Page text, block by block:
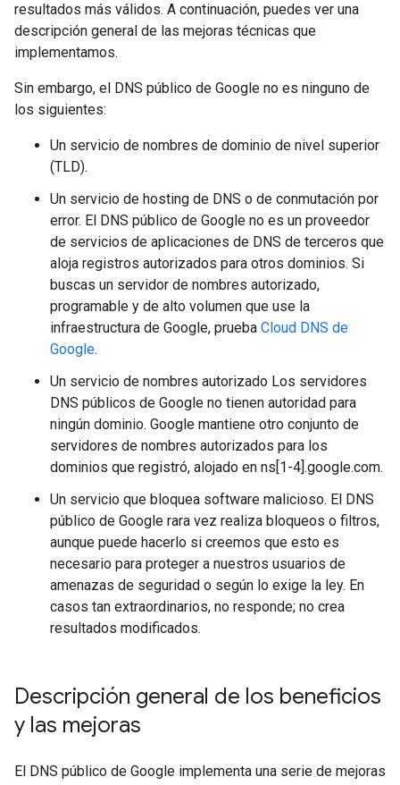
resultados más válidos. A continuación, puedes ver una
descripción general de las mejoras técnicas que
implementamos.
Sin embargo, el DNS público de Google no es ninguno de
los siguientes:
Un servicio de nombres de dominio de nivel superior
(TLD).
Un servicio de hosting de DNS o de conmutación por
error. El DNS público de Google no es un proveedor
de servicios de aplicaciones de DNS de terceros que
aloja registros autorizados para otros dominios. Si
buscas un servidor de nombres autorizado,
programable y de alto volumen que use la
infraestructura de Google, prueba Cloud DNS de
Google.
Un servicio de nombres autorizado Los servidores
DNS públicos de Google no tienen autoridad para
ningún dominio. Google mantiene otro conjunto de
servidores de nombres autorizados para los
dominios que registró, alojado en ns[1-4].google.com.
Un servicio que bloquea software malicioso. El DNS
público de Google rara vez realiza bloqueos o filtros,
aunque puede hacerlo si creemos que esto es
necesario para proteger a nuestros usuarios de
amenazas de seguridad o según lo exige la ley. En
casos tan extraordinarios, no responde; no crea
resultados modificados.
Descripción general de los beneficios
y las mejoras
El DNS público de Google implementa una serie de mejoras